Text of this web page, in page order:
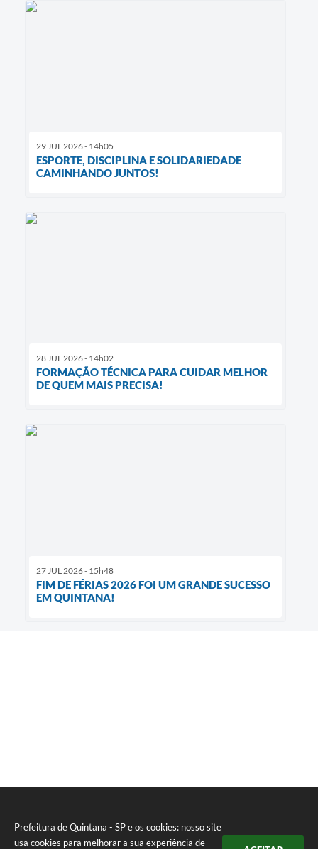
Prefeitura de Quintana - SP e os cookies: nosso site
usa cookies para melhorar a sua experiência de
29 JUL 2026 - 14h05
ESPORTE, DISCIPLINA E SOLIDARIEDADE
CAMINHANDO JUNTOS!
28 JUL 2026 - 14h02
FORMAÇÃO TÉCNICA PARA CUIDAR MELHOR
DE QUEM MAIS PRECISA!
27 JUL 2026 - 15h48
FIM DE FÉRIAS 2026 FOI UM GRANDE SUCESSO
EM QUINTANA!